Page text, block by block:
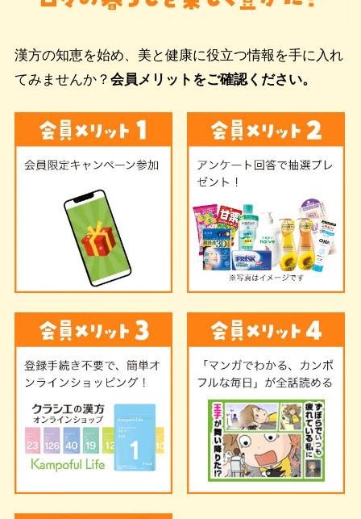
漢方の知恵を始め、美と健康に役立つ情報を手に入れ
てみませんか？ 会員メリットをご確認ください。